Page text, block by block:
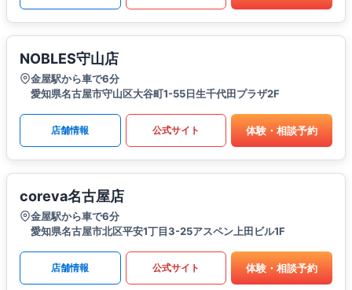
NOBLES守山店
金屋駅から車で6分
愛知県名古屋市守山区大谷町1-55日生千代田プラザ2F
店舗情報 公式サイト 体験・相談予約
coreva名古屋店
金屋駅から車で6分
愛知県名古屋市北区平安1丁目3-25アスペン上田ビル1F
店舗情報 公式サイト 体験・相談予約